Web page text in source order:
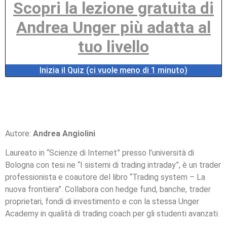
Scopri la lezione gratuita di
Andrea Unger più adatta al
tuo livello
Inizia il Quiz (ci vuole meno di 1 minuto)
Autore: Andrea Angiolini
Laureato in “Scienze di Internet” presso l’università di
Bologna con tesi ne “I sistemi di trading intraday”, è un trader
professionista e coautore del libro “Trading system – La
nuova frontiera”. Collabora con hedge fund, banche, trader
proprietari, fondi di investimento e con la stessa Unger
Academy in qualità di trading coach per gli studenti avanzati.